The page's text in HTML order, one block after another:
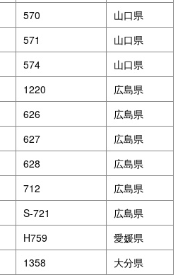
570
山口県
571
山口県
574
山口県
1220
広島県
626
広島県
627
広島県
628
広島県
712
広島県
S-721
広島県
H759
愛媛県
1358
大分県